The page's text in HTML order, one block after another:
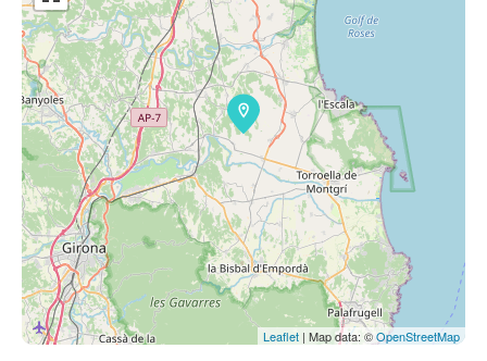
Leaflet | Map data: ©OpenStreetMap